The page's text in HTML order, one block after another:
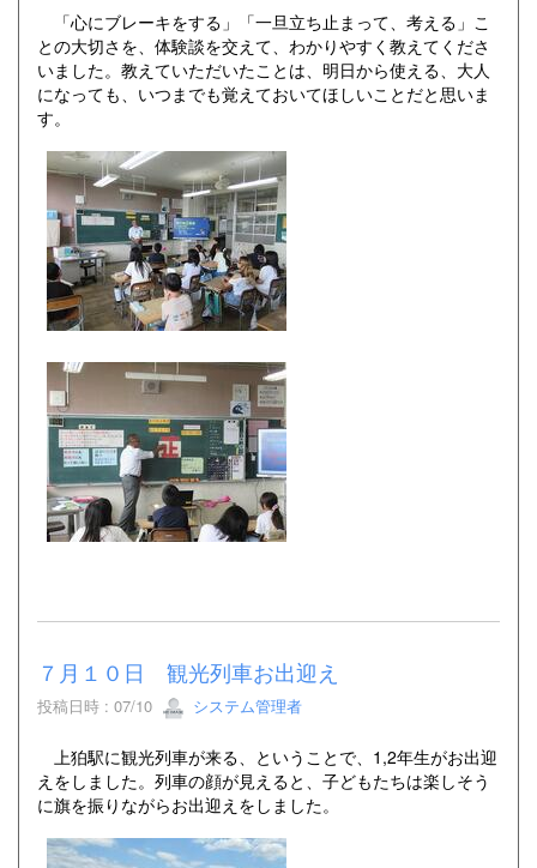
「心にブレーキをする」「一旦立ち止まって、考える」こ
との大切さを、体験談を交えて、わかりやすく教えてくださ
いました。教えていただいたことは、明日から使える、大人
になっても、いつまでも覚えておいてほしいことだと思いま
す。
７月１０日 観光列車お出迎え
投稿日時 : 07/10 システム管理者
上狛駅に観光列車が来る、ということで、1,2年生がお出迎
えをしました。列車の顔が見えると、子どもたちは楽しそう
に旗を振りながらお出迎えをしました。